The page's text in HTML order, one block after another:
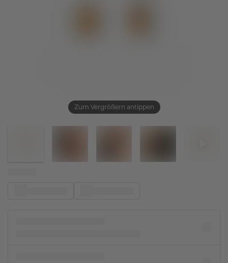
Zum Vergrößern antippen